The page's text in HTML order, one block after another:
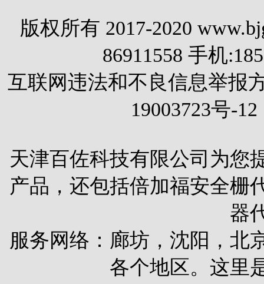
版权所有 2017-2020
86911558 手机
互联网违法和不良信息举报
19003723号-12
天津百佐科技有限公司为您
产品，还包括倍加福安全栅
器
服务网络：廊坊，沈阳，北
各个地区。这里